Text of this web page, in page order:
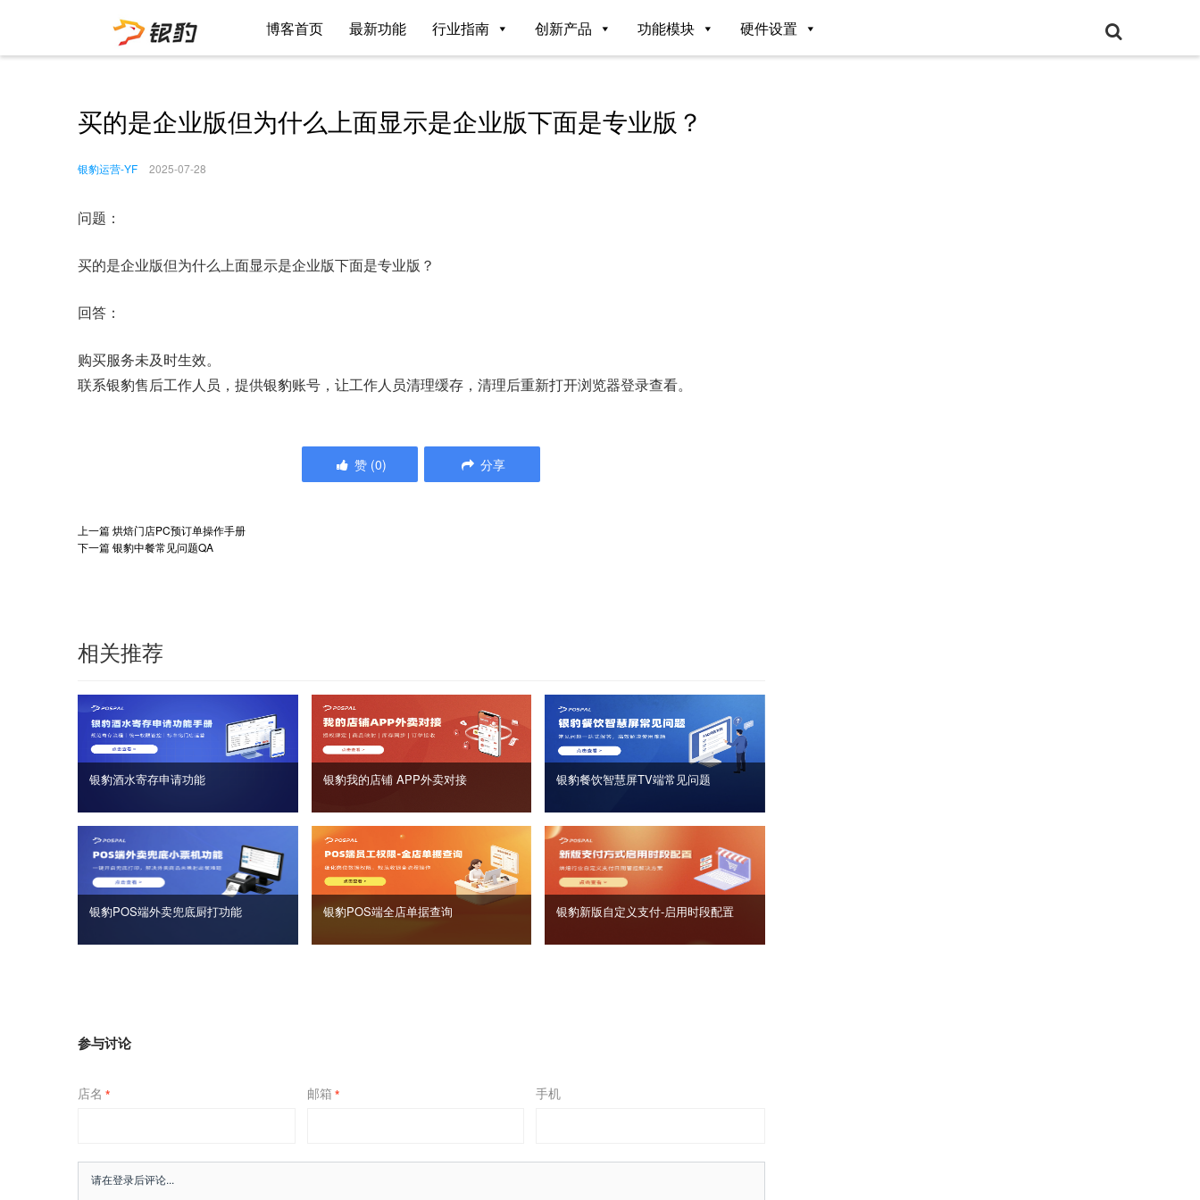
博客首页 最新功能 行业指南 创新产品 功能模块 硬件设置
买的是企业版但为什么上面显示是企业版下面是专业版？
银豹运营-YF 2025-07-28
问题：
买的是企业版但为什么上面显示是企业版下面是专业版？
回答：
购买服务未及时生效。
联系银豹售后工作人员，提供银豹账号，让工作人员清理缓存，清理后重新打开浏览器登录查看。
赞 (0) 分享
上一篇烘焙门店PC预订单操作手册
下一篇银豹中餐常见问题QA
相关推荐
银豹酒水寄存申请功能 银豹我的店铺 APP外卖对接 银豹餐饮智慧屏TV端常见问题
银豹POS端外卖兜底厨打功能 银豹POS端全店单据查询 银豹新版自定义支付‑启用时段配置
参与讨论
店名 * 邮箱 * 手机